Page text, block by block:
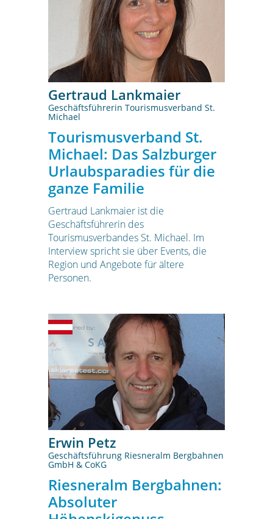
Gertraud Lankmaier
Geschäftsführerin Tourismusverband St.
Michael
Tourismusverband St.
Michael: Das Salzburger
Urlaubsparadies für die
ganze Familie
Gertraud Lankmaier ist die
Geschäftsführerin des
Tourismusverbandes St. Michael. Im
Interview spricht sie über Events, die
Region und Angebote für ältere
Personen.
Erwin Petz
Geschäftsführung Riesneralm Bergbahnen
GmbH & CoKG
Riesneralm Bergbahnen:
Absoluter